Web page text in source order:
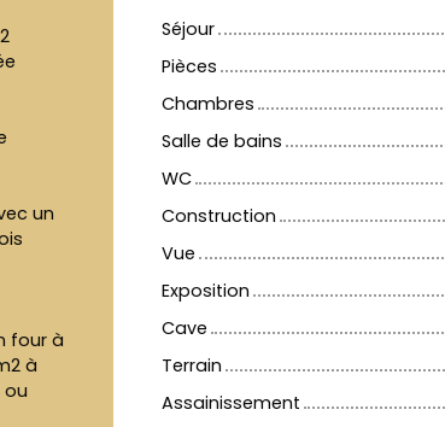
un
four à
à
ou
Séjour
Pièces
Chambres
Salle de bains
WC
Construction
Vue
Exposition
Cave
Terrain
Assainissement